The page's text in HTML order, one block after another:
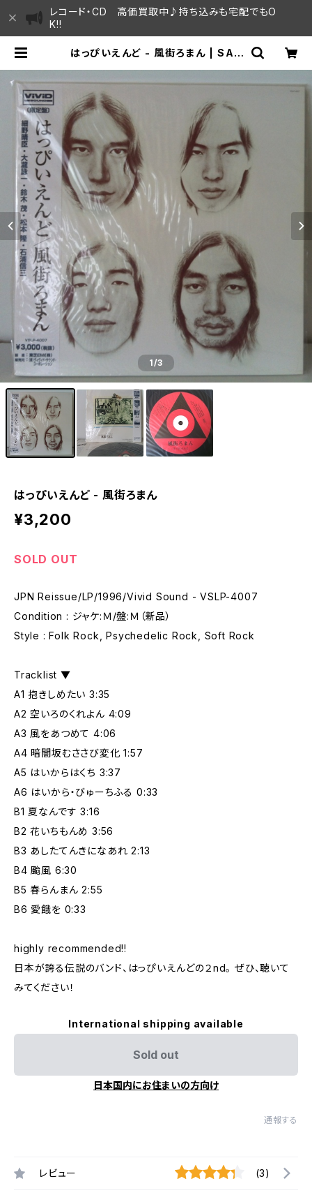
レコード・CD 高価買取中♪持ち込みも宅配でもO
K!!
はっぴいえんど - 風街ろまん | SAY
1/3
はっぴいえんど - 風街ろまん
¥3,200
SOLD OUT
JPN Reissue/LP/1996/Vivid Sound - VSLP-4007
Condition : ジャケ:Ｍ/盤:Ｍ（新品）
Style : Folk Rock, Psychedelic Rock, Soft Rock
Tracklist ▼
A1 抱きしめたい 3:35
A2 空いろのくれよん 4:09
A3 風をあつめて 4:06
A4 暗闇坂むささび変化 1:57
A5 はいからはくち 3:37
A6 はいから・びゅーちふる 0:33
B1 夏なんです 3:16
B2 花いちもんめ 3:56
B3 あしたてんきになあれ 2:13
B4 颱風 6:30
B5 春らんまん 2:55
B6 愛餓を 0:33
highly recommended!!
日本が誇る伝説のバンド、はっぴいえんどの２nd。 ぜひ、聴いて
みてください！
International shipping available
Sold out
日本国内にお住まいの方向け
通報する
レビュー (3)